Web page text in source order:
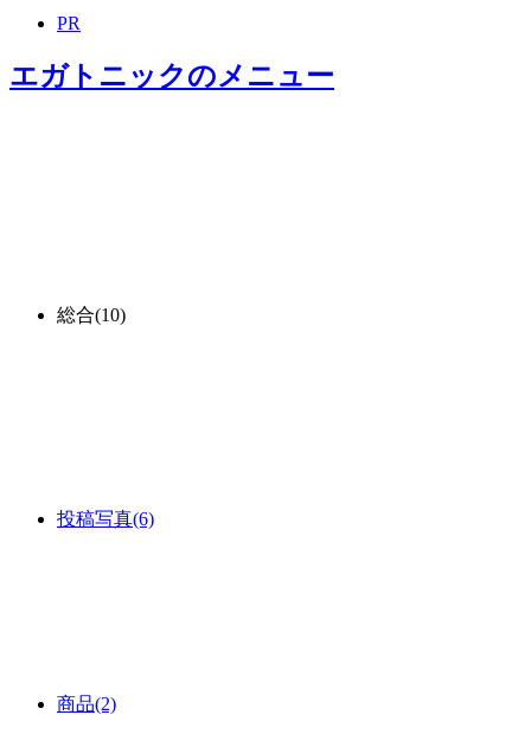
PR
エガトニックのメニュー
総合(10)
投稿写真(6)
商品(2)